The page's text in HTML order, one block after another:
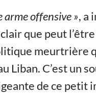
offensive », a
que peut
meurtrière
Liban. C’est un
de ce petit